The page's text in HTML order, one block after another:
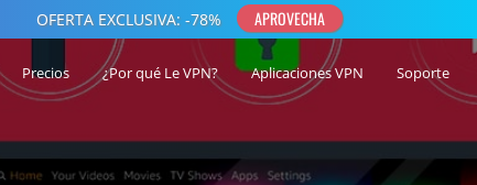
Precios ¿Por qué Le VPN? Aplicaciones VPN Soporte